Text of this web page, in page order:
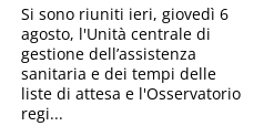
Si sono riuniti ieri, giovedì 6
agosto, l'Unità centrale di
gestione dell’assistenza
sanitaria e dei tempi delle
liste di attesa e l'Osservatorio
regi...